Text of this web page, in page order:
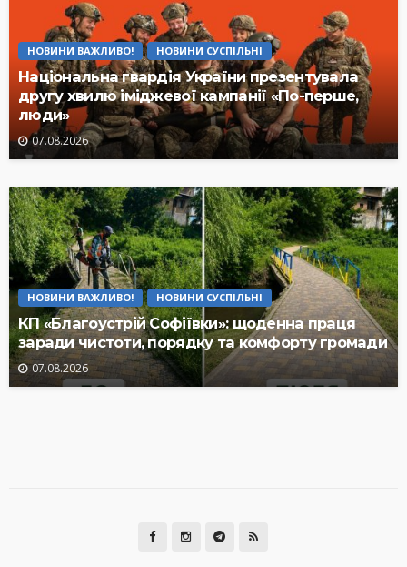
НОВИНИ ВАЖЛИВО! НОВИНИ СУСПІЛЬНІ
Національна гвардія України презентувала
другу хвилю іміджевої кампанії «По-перше,
люди»
07.08.2026
НОВИНИ ВАЖЛИВО! НОВИНИ СУСПІЛЬНІ
КП «Благоустрій Софіївки»: щоденна праця
заради чистоти, порядку та комфорту громади
07.08.2026